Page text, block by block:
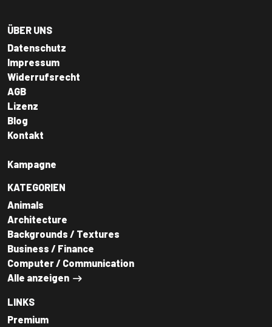
ÜBER UNS
Datenschutz
Impressum
Widerrufsrecht
AGB
Lizenz
Blog
Kontakt
Kampagne
KATEGORIEN
Animals
Architecture
Backgrounds / Textures
Business / Finance
Computer / Communication
Alle anzeigen
LINKS
Premium